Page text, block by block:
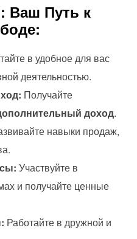
Ваш Путь к
в удобное для вас
деятельностью.
Получайте
доход.
навыки продаж,
Участвуйте в
и получайте ценные
Работайте в дружной и